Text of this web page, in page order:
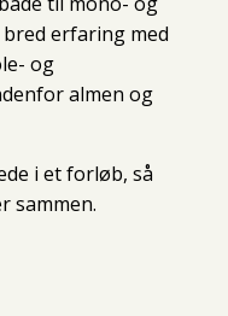
erfaring med
og
almen og
i et forløb, så
sammen.